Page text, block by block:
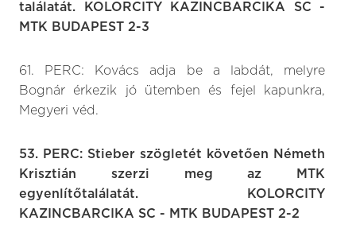
találatát. KOLORCITY KAZINCBARCIKA SC -
MTK BUDAPEST 2-3
61. PERC: Kovács adja be a labdát, melyre
Bognár érkezik jó ütemben és fejel kapunkra,
Megyeri véd.
53. PERC: Stieber szögletét követően Németh
Krisztián szerzi meg az MTK
egyenlítőtalálatát. KOLORCITY
KAZINCBARCIKA SC - MTK BUDAPEST 2-2